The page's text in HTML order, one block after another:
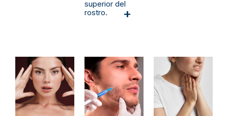
superior del
rostro.
+